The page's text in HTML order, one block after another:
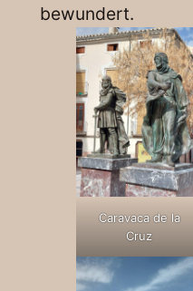
bewundert.
Caravaca de la
Cruz